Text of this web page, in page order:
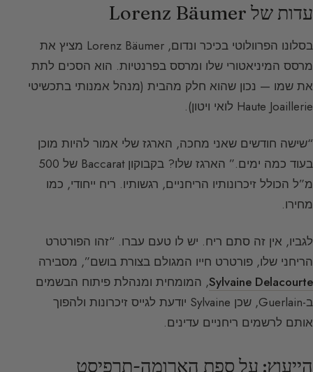
עדות של Lorenz Bäumer
בסלונו הפרוולוטי בכיכר ונדום, Lorenz Bäumer מציץ את
מרסס המיניאטורי שלו ומרסס בפרנטיות. הוא הסכים לתת
את שמו — נכון שהוא חלק מהבית (מנהל אמנותי בתכשיטי
Haute Joaillerie לואי ויטון).
“שישה חודשים שאני מחכה, הארגז שלי אמור להיות מוכן
בעוד כמה ימים.” הארגז שלו? בקבוקון Baccarat של 500
מ”ל הכולל זיכרונותיו הריחניים, רגשותיו. ריח ייחודי, כמו
מחירו.
לגביו, אין זה סתם ריח. יש לו טעם עברו. “זהו הפורטרט
הריחני שלו, פורטרט חייו המגולם בצורת בושם”, מסבירה
Sylvaine Delacourte, המומחית ומנהלת פיתוח הבשמים
ב-Guerlain, שכן Sylvaine יודעת לגייס זיכרונות ולהפוך
אותם לרשמים ריחניים עדינים.
הייעוץ: על ספת הארומה-תרפיסט